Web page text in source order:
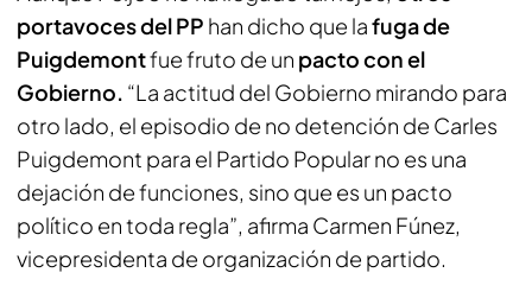
portavoces del PP han dicho que lafuga de
Puigdemontfue fruto de un pacto con el
Gobierno. “La actitud del Gobierno mirando para
otro lado, el episodio de no detención de Carles
Puigdemont para el Partido Popular no es una
dejación de funciones, sino que es un pacto
político en toda regla”, afirma Carmen Fúnez,
vicepresidenta de organización de partido.